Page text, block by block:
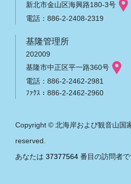
新北市金山区海興路180-3号
電話：886-2-2408-2319
基隆管理所
202009
基隆市中正区平一路360号
電話：886-2-2462-2981
ﾌｧｸｽ：886-2-2462-2960
Copyright © 北海岸および観音山国
reserved.
あなたは 37377564 番目の訪問者で